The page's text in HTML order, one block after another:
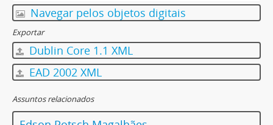
Navegar pelos objetos digitais
Exportar
Dublin Core 1.1 XML
EAD 2002 XML
Assuntos relacionados